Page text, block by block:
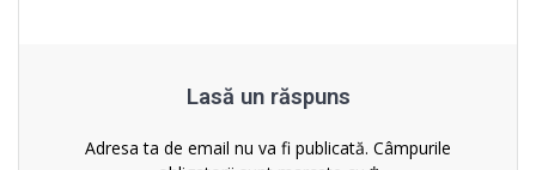
Lasă un răspuns
Adresa ta de email nu va fi publicată. Câmpurile